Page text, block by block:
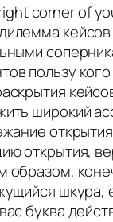
corner of
кейсов
пользу
широкий
открытия,
образом,
шкура,
буква